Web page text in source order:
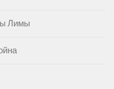
Лимы